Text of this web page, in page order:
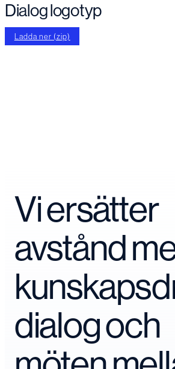
Dialog logotyp
Ladda ner (zip)
Vi ersätter
avstånd
dialog och